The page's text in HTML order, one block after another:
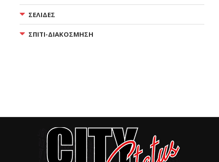
ΣΕΛΙΔΕΣ
ΣΠΙΤΙ-ΔΙΑΚΟΣΜΗΣΗ